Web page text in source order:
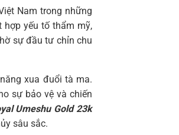
Nam trong những
hợp yếu tố thẩm mỹ,
sự đầu tư chỉn chu
xua đuổi tà ma.
sự bảo vệ và chiến
Umeshu Gold 23k
sâu sắc.